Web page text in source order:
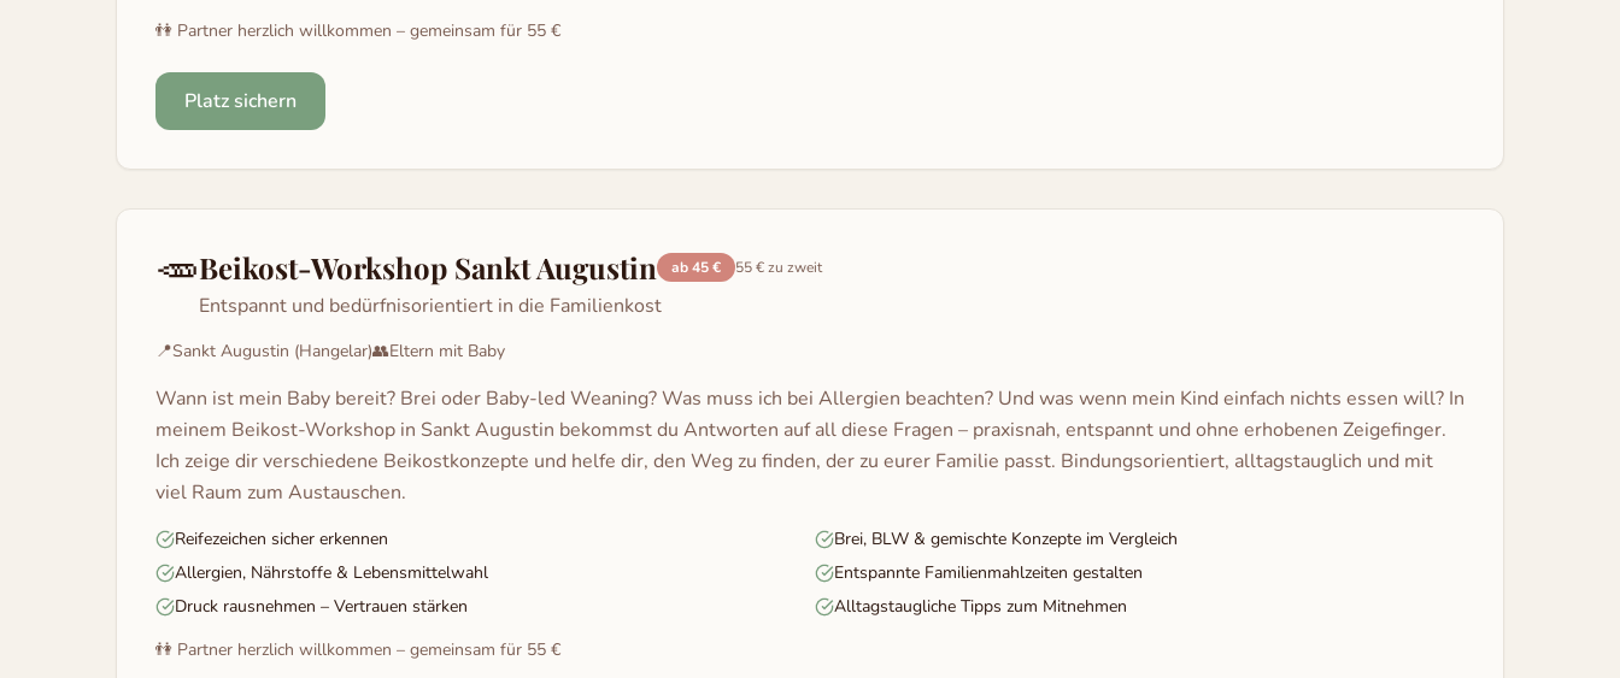
👫 Partner herzlich willkommen – gemeinsam für 55 €
Platz sichern
🥕Beikost-Workshop Sankt Augustin ab 45 € 55 € zu zweit
Entspannt und bedürfnisorientiert in die Familienkost
📍Sankt Augustin (Hangelar)👥Eltern mit Baby
Wann ist mein Baby bereit? Brei oder Baby-led Weaning? Was muss ich bei Allergien beachten? Und was wenn mein Kind einfach nichts essen will? In
meinem Beikost-Workshop in Sankt Augustin bekommst du Antworten auf all diese Fragen – praxisnah, entspannt und ohne erhobenen Zeigefinger.
Ich zeige dir verschiedene Beikostkonzepte und helfe dir, den Weg zu finden, der zu eurer Familie passt. Bindungsorientiert, alltagstauglich und mit
viel Raum zum Austauschen.
Reifezeichen sicher erkennen
Brei, BLW & gemischte Konzepte im Vergleich
Allergien, Nährstoffe & Lebensmittelwahl
Entspannte Familienmahlzeiten gestalten
Druck rausnehmen – Vertrauen stärken
Alltagstaugliche Tipps zum Mitnehmen
👫 Partner herzlich willkommen – gemeinsam für 55 €